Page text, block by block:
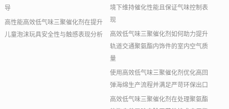
导
高性能高效低气味三聚催化剂在提升
儿童泡沫玩具安全性与触感表现分析
境下维持催化性能且保证气味控制表
现
高效低气味三聚催化剂如何助力提升
轨道交通聚氨酯内饰件的室内空气质
量
使用高效低气味三聚催化剂优化高回
弹海绵生产流程并满足严苛环保出口
高效低气味三聚催化剂在处理聚氨酯